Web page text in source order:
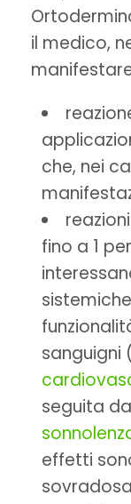
il medico,
che, nei
fino a 1
sanguigni
seguita da
effetti